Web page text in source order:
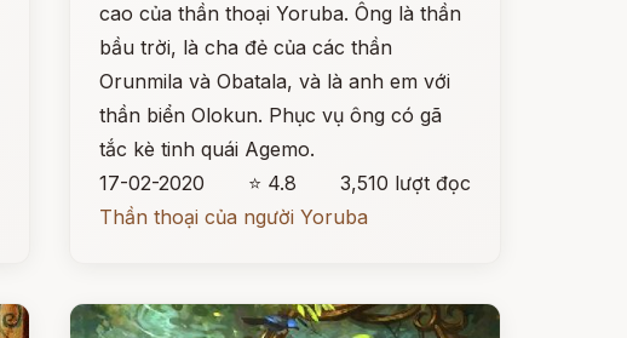
cao của thần thoại Yoruba. Ông là thần
bầu trời, là cha đẻ của các thần
Orunmila và Obatala, và là anh em với
thần biển Olokun. Phục vụ ông có gã
tắc kè tinh quái Agemo.
17-02-2020
⭐ 4.8
3,510 lượt đọc
Thần thoại của người Yoruba